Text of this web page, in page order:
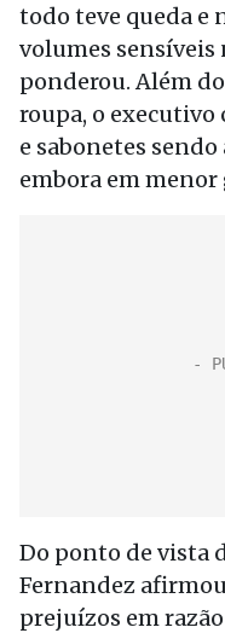
todo teve queda e
volumes sensíveis
ponderou. Além
roupa, o executivo
e sabonetes
embora em menor
Do ponto de vista
Fernandez
prejuízos em